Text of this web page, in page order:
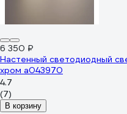
6 350 ₽
Настенный светодиодный
хром a043970
4.7
(7)
В корзину